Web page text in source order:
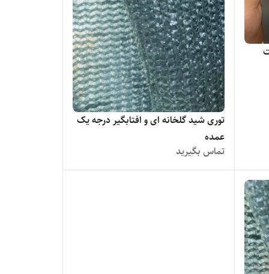
توری شید گلخانه ای و افتابگیر درجه یک
عمده
تماس بگیرید